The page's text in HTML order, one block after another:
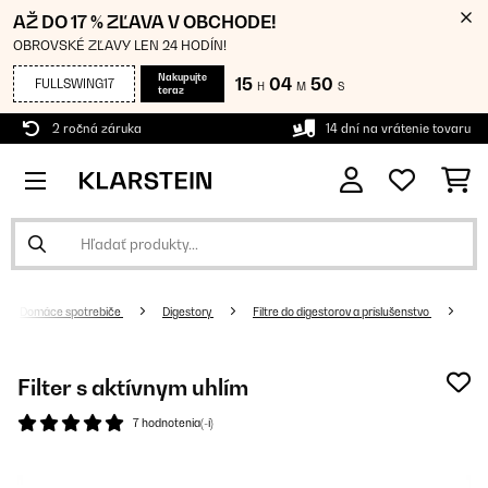
AŽ DO 17 % ZĽAVA V OBCHODE!
OBROVSKÉ ZĽAVY LEN 24 HODÍN!
FULLSWING17
Nakupujte
teraz
15 H 04 M 49 S
2 ročná záruka 14 dní na vrátenie tovaru
Domáce spotrebiče Digestory Filtre do digestorov a príslušenstvo
Filter s aktívnym uhlím
7 hodnotenia(-í)